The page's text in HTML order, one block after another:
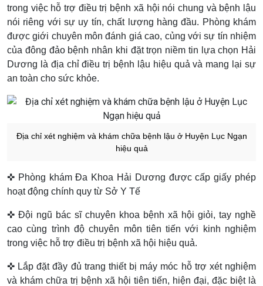
trong việc hỗ trợ điều trị bệnh xã hội nói chung và bệnh lậu
nói riêng với sự uy tín, chất lượng hàng đầu. Phòng khám
được giới chuyên môn đánh giá cao, củng với sự tín nhiệm
của đông đảo bệnh nhân khi đặt trọn niềm tin lựa chọn Hải
Dương là địa chỉ điều trị bệnh lậu hiệu quả và mang lại sự
an toàn cho sức khỏe.
Địa chỉ xét nghiệm và khám chữa bệnh lậu ở Huyện Lục Ngạn
hiệu quả
✜ Phòng khám Đa Khoa Hải Dương được cấp giấy phép
hoạt động chính quy từ Sở Y Tế
✜ Đội ngũ bác sĩ chuyên khoa bệnh xã hội giỏi, tay nghề
cao cùng trình độ chuyên môn tiên tiến với kinh nghiệm
trong việc hỗ trợ điều trị bệnh xã hội hiệu quả.
✜ Lắp đặt đầy đủ trang thiết bị máy móc hỗ trợ xét nghiệm
và khám chữa trị bệnh xã hội tiên tiến, hiện đại, đặc biệt là